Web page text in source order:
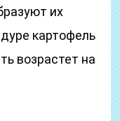
их
картофель
возрастет на